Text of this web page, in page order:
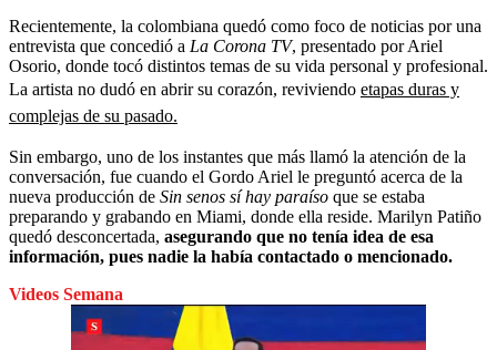
Recientemente, la colombiana quedó como foco de noticias por una
entrevista que concedió a La Corona TV, presentado por Ariel
Osorio, donde tocó distintos temas de su vida personal y profesional.
La artista no dudó en abrir su corazón, reviviendo etapas duras y
complejas de su pasado.
Sin embargo, uno de los instantes que más llamó la atención de la
conversación, fue cuando el Gordo Ariel le preguntó acerca de la
nueva producción de Sin senos sí hay paraíso que se estaba
preparando y grabando en Miami, donde ella reside. Marilyn Patiño
quedó desconcertada, asegurando que no tenía idea de esa
información, pues nadie la había contactado o mencionado.
Videos Semana